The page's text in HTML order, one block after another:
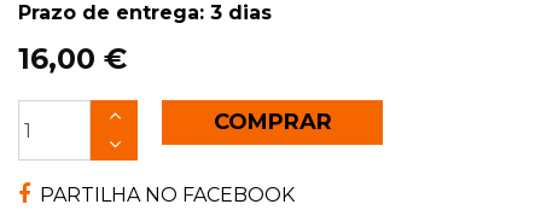
Prazo de entrega: 3 dias
16,00 €
COMPRAR
PARTILHA NO FACEBOOK